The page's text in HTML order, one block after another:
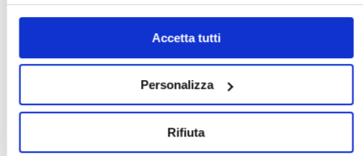
solo i cookie necessari.
Accetta tutti
Personalizza
Rifiuta
connesso
Registrazione